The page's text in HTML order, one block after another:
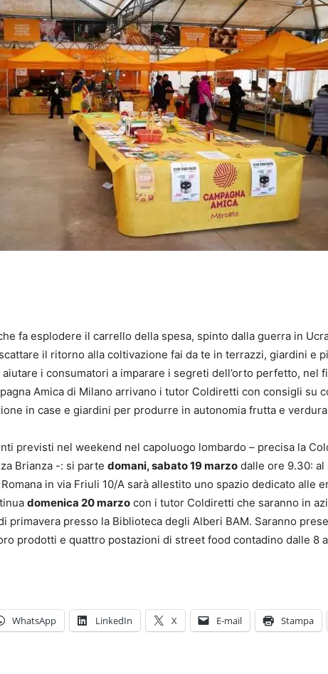
fa esplodere il carrello della spesa, spinto dalla guerra in
il ritorno alla coltivazione fai da te in terrazzi, giardini e
i consumatori a imparare i segreti dell’orto perfetto, nel
Amica di Milano arrivano i tutor Coldiretti con consigli su
in case e giardini per produrre in autonomia frutta e
previsti nel weekend nel capoluogo lombardo – precisa la
Brianza -: si parte domani, sabato 19 marzo dalle ore 9.30: al
in via Friuli 10/A sarà allestito uno spazio dedicato alle
domenica 20 marzo con i tutor Coldiretti che saranno in
primavera presso la Biblioteca degli Alberi BAM. Saranno
prodotti e quattro postazioni di street food contadino dalle 8
WhatsApp LinkedIn X E-mail Stampa